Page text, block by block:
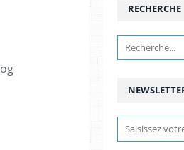
RECHERCHE